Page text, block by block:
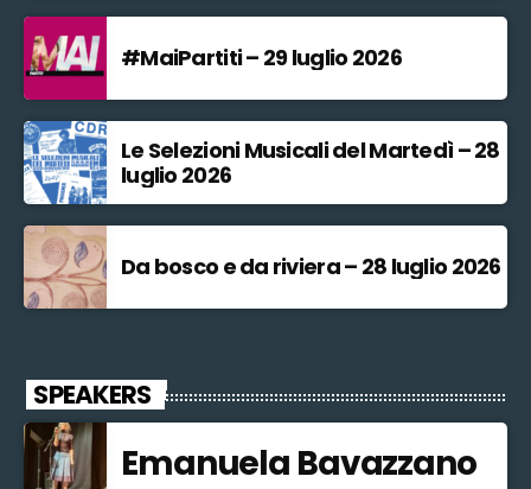
#MaiPartiti – 29 luglio 2026
Le Selezioni Musicali del Martedì – 28
luglio 2026
Da bosco e da riviera – 28 luglio 2026
SPEAKERS
Emanuela Bavazzano